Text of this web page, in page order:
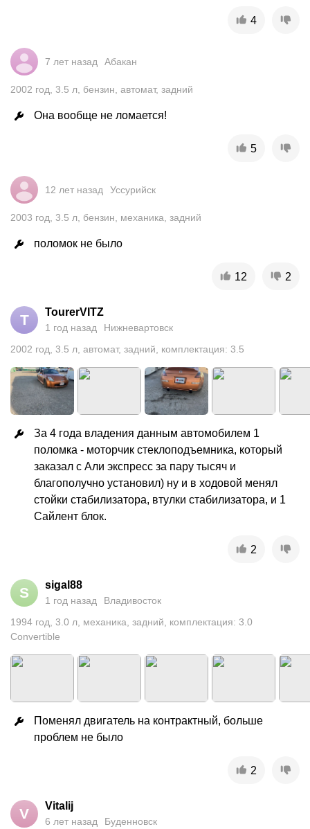
4
7 лет назад Абакан
2002 год 3.5 л бензин автомат, задний
Она вообще не ломается!
5
12 лет назад Уссурийск
2003 год 3.5 л бензин механика задний
поломок не было
12 2
T TourerVITZ
1 год назад
Нижневартовск
2002 год 3.5 л автомат, задний комплектация: 3.5
За 4 года владения данным автомобилем 1
поломка - моторчик стеклоподъемника, который
заказал с Али экспресс за пару тысяч и
благополучно установил) ну и в ходовой менял
стойки стабилизатора, втулки стабилизатора, и 1
Сайлент блок.
2
S sigal88
1 год назад
Владивосток
1994 год 3.0 л механика задний
комплектация: 3.0
Convertible
Поменял двигатель на контрактный, больше
проблем не было
2
V Vitalij
6 лет назад Буденновск